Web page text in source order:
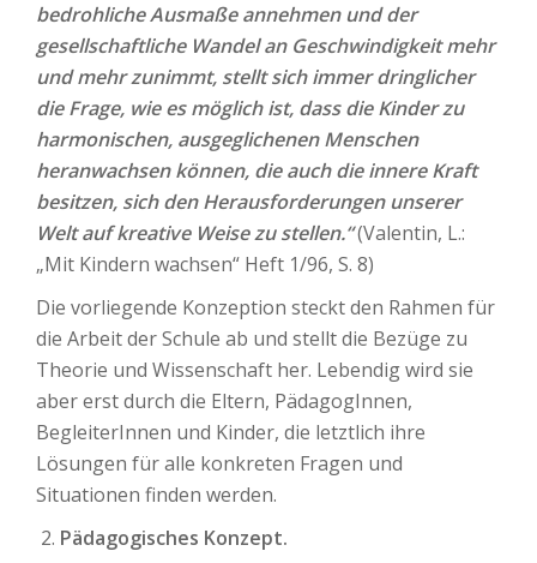
bedrohliche Ausmaße annehmen und der
gesellschaftliche Wandel an Geschwindigkeit mehr
und mehr zunimmt, stellt sich immer dringlicher
die Frage, wie es möglich ist, dass die Kinder zu
harmonischen, ausgeglichenen Menschen
heranwachsen können, die auch die innere Kraft
besitzen, sich den Herausforderungen unserer
Welt auf kreative Weise zu stellen.“(Valentin, L.:
„Mit Kindern wachsen“ Heft 1/96, S. 8)
Die vorliegende Konzeption steckt den Rahmen für
die Arbeit der Schule ab und stellt die Bezüge zu
Theorie und Wissenschaft her. Lebendig wird sie
aber erst durch die Eltern, PädagogInnen,
BegleiterInnen und Kinder, die letztlich ihre
Lösungen für alle konkreten Fragen und
Situationen finden werden.
Pädagogisches Konzept.